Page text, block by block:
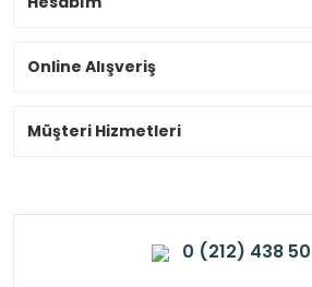
Online Alışveriş
Müşteri Hizmetleri
0 (212) 438